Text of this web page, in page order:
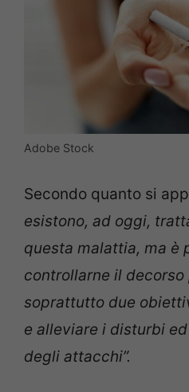
Adobe Stock
Secondo quanto si
esistono, ad oggi,
questa malattia, ma è
controllarne il
soprattutto due
e alleviare i disturbi ed
degli attacchi”.